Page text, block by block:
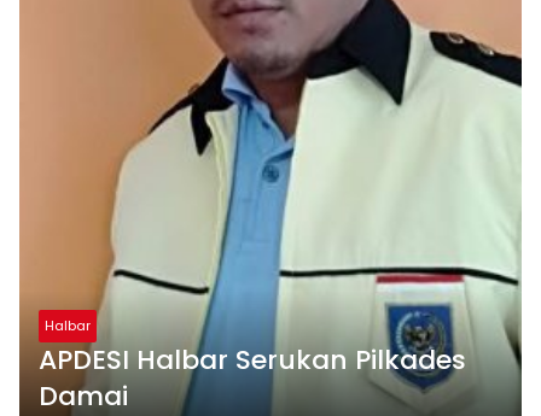
Halbar
APDESI Halbar Serukan Pilkades
Damai